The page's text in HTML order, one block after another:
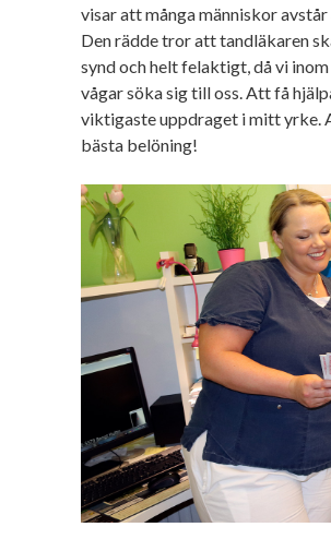
visar att många människor
Den rädde tror att tandläkaren
synd och helt felaktigt, då vi
vågar söka sig till oss. Att få
viktigaste uppdraget i mitt yrke.
bästa belöning!